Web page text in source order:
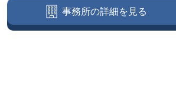
事務所の詳細を見る